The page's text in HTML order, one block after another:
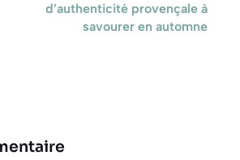
d’authenticité provençale à
savourer en automne